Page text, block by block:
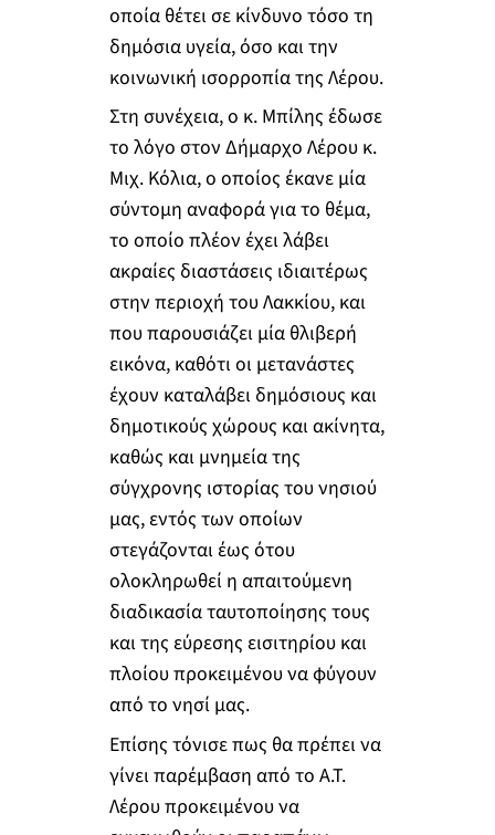
οποία θέτει σε κίνδυνο τόσο τη
δημόσια υγεία, όσο και την
κοινωνική ισορροπία της Λέρου.
Στη συνέχεια, ο κ. Μπίλης έδωσε
το λόγο στον Δήμαρχο Λέρου κ.
Μιχ. Κόλια, ο οποίος έκανε μία
σύντομη αναφορά για το θέμα,
το οποίο πλέον έχει λάβει
ακραίες διαστάσεις ιδιαιτέρως
στην περιοχή του Λακκίου, και
που παρουσιάζει μία θλιβερή
εικόνα, καθότι οι μετανάστες
έχουν καταλάβει δημόσιους και
δημοτικούς χώρους και ακίνητα,
καθώς και μνημεία της
σύγχρονης ιστορίας του νησιού
μας, εντός των οποίων
στεγάζονται έως ότου
ολοκληρωθεί η απαιτούμενη
διαδικασία ταυτοποίησης τους
και της εύρεσης εισιτηρίου και
πλοίου προκειμένου να φύγουν
από το νησί μας.
Επίσης τόνισε πως θα πρέπει να
γίνει παρέμβαση από το Α.Τ.
Λέρου προκειμένου να